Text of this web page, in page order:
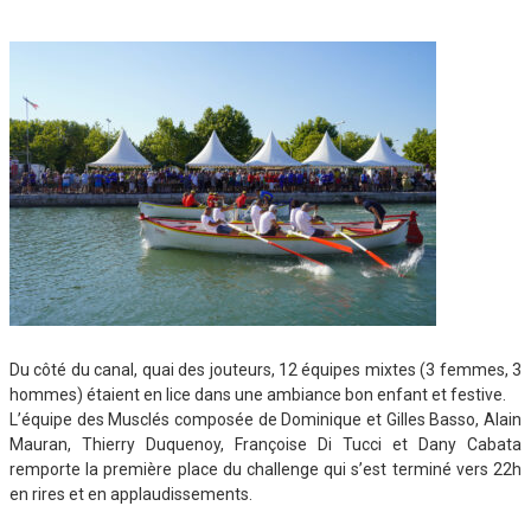
Du côté du canal, quai des jouteurs, 12 équipes mixtes (3 femmes, 3
hommes) étaient en lice dans une ambiance bon enfant et festive.
L’équipe des Musclés composée de Dominique et Gilles Basso, Alain
Mauran, Thierry Duquenoy, Françoise Di Tucci et Dany Cabata
remporte la première place du challenge qui s’est terminé vers 22h
en rires et en applaudissements.